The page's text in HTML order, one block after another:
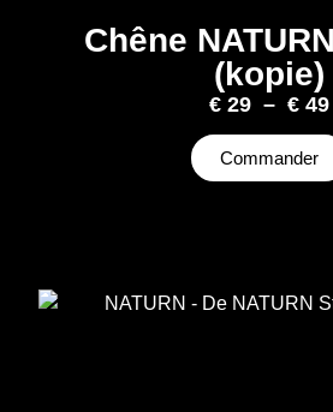
Chêne
(kopie)
€ 29 – € 49
Commander